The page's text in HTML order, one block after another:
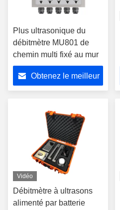
Plus ultrasonique du
débitmètre MU801 de
chemin multi fixé au mur
Obtenez le meilleur
Vidéo
Débitmètre à ultrasons
alimenté par batterie